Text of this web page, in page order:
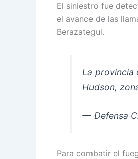
El siniestro fue
el avance de las
Berazategui.
La provincia
Hudson,
— Defensa
Para combatir el